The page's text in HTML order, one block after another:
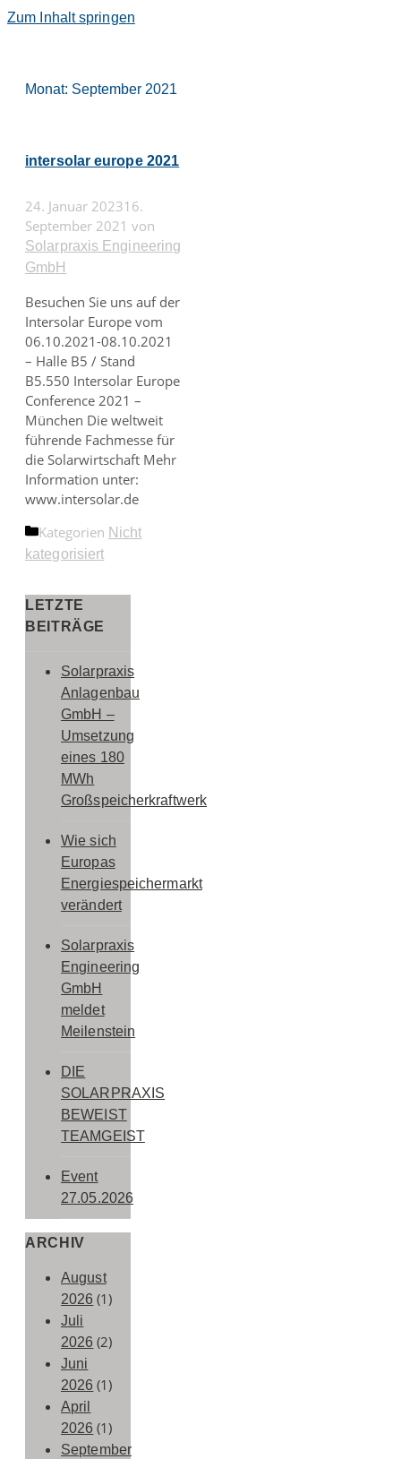
Zum Inhalt springen
Monat: September 2021
intersolar europe 2021
24. Januar 202316.
September 2021 von
Solarpraxis Engineering
GmbH
Besuchen Sie uns auf der
Intersolar Europe vom
06.10.2021-08.10.2021
– Halle B5 / Stand
B5.550 Intersolar Europe
Conference 2021 –
München Die weltweit
führende Fachmesse für
die Solarwirtschaft Mehr
Information unter:
www.intersolar.de
Kategorien Nicht
kategorisiert
LETZTE
BEITRÄGE
Solarpraxis
Anlagenbau
GmbH –
Umsetzung
eines 180
MWh
Großspeicherkraftwerk
Wie sich
Europas
Energiespeichermarkt
verändert
Solarpraxis
Engineering
GmbH
meldet
Meilenstein
DIE
SOLARPRAXIS
BEWEIST
TEAMGEIST
Event
27.05.2026
ARCHIV
August
2026 (1)
Juli
2026 (2)
Juni
2026 (1)
April
2026 (1)
September